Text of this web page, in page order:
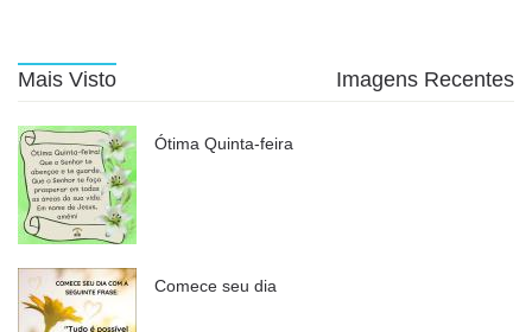
Mais Visto Imagens Recentes
Ótima Quinta-feira
Comece seu dia